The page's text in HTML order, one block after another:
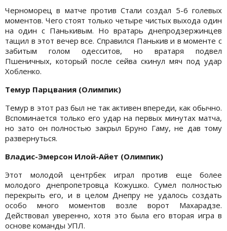
Черноморец в матче против Стали создал 5-6 голевых
моментов. Чего стоят только четыре чистых выхода один
на один с Панькивым. Но вратарь днепродзержинцев
тащил в этот вечер все. Справился Панькив и в моменте с
забитым голом одесситов, но вратаря подвел
Пшеничных, который после сейва скинул мяч под удар
Хобленко.
Темур Парцвания (Олимпик)
Темур в этот раз был не так активен впереди, как обычно.
Вспоминается только его удар на первых минутах матча,
но зато он полностью закрыл Бруно Гаму, не дав тому
развернуться.
Владис-Эмерсон Илой-Айет (Олимпик)
Этот молодой центрбек играл против еще более
молодого днепропетровца Кожушко. Сумел полностью
перекрыть его, и в целом Днепру не удалось создать
особо много моментов возле ворот Махарадзе.
Действовал уверенно, хотя это была его вторая игра в
основе команды УПЛ.